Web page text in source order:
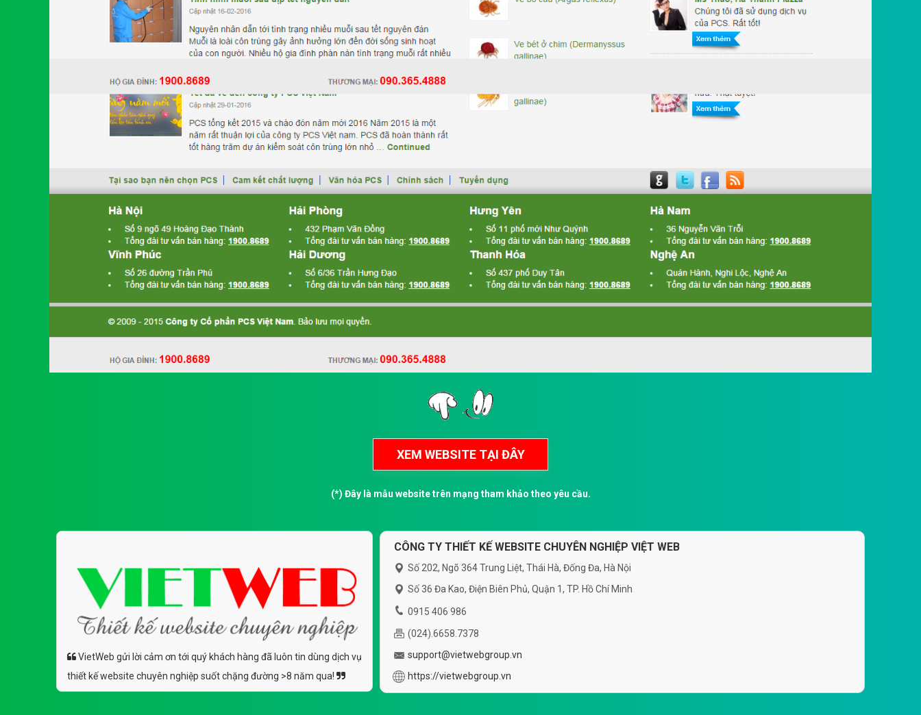
(*) Đây là mẫu website trên mạng tham khảo theo yêu cầu.
VietWeb gửi lời cảm ơn tới quý khách hàng đã luôn tin dùng dịch vụ
thiết kế website chuyên nghiệp suốt chặng đường >8 năm qua!
CÔNG TY THIẾT KẾ WEBSITE CHUYÊN NGHIỆP VIỆT WEB
Số 202, Ngõ 364 Trung Liệt, Thái Hà, Đống Đa, Hà Nội
Số 36 Đa Kao, Điện Biên Phủ, Quận 1, TP. Hồ Chí Minh
0915 406 986
(024).6658.7378
support@vietwebgroup.vn
https://vietwebgroup.vn